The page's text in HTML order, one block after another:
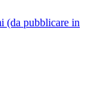
(da pubblicare in